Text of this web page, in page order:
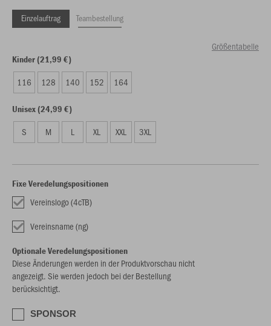
Einzelauftrag Teambestellung
Größentabelle
Kinder (21,99 €)
116 128 140 152 164
Unisex (24,99 €)
S M L XL XXL 3XL
Fixe Veredelungspositionen
Vereinslogo (4cTB)
Vereinsname (ng)
Optionale Veredelungspositionen
Diese Änderungen werden in der Produktvorschau nicht
angezeigt. Sie werden jedoch bei der Bestellung
berücksichtigt.
SPONSOR